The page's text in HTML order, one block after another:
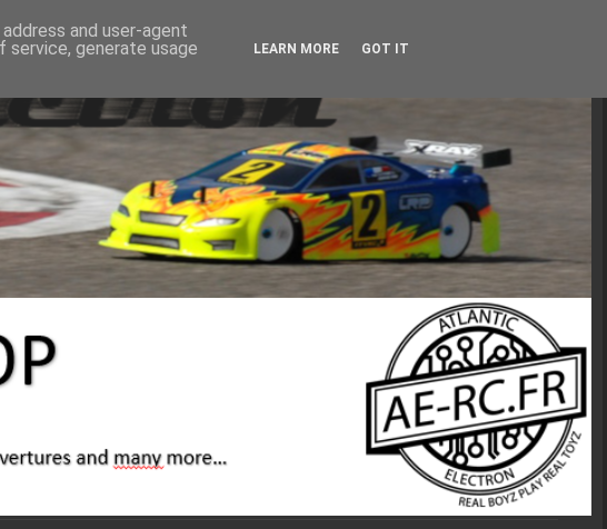
and user-agent
service, generate usage
LEARN MORE GOT IT